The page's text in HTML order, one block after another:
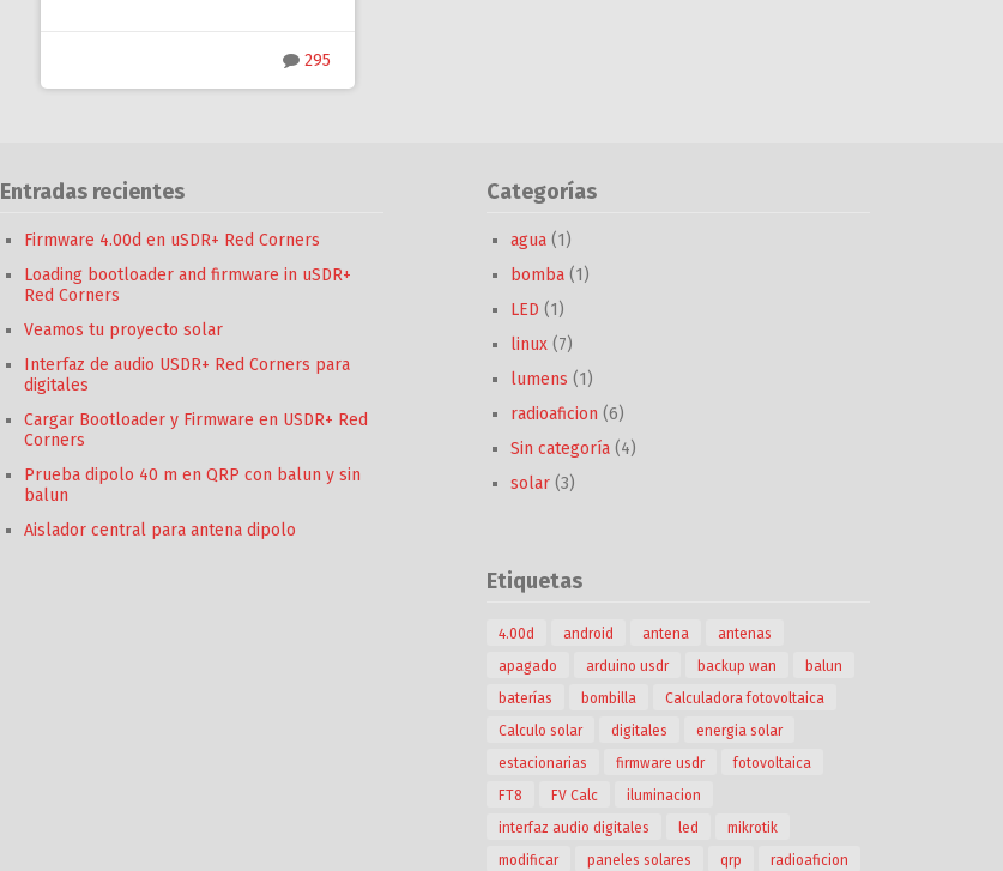
295
Entradas recientes
Firmware 4.00d en uSDR+ Red Corners
Loading bootloader and firmware in uSDR+
Red Corners
Veamos tu proyecto solar
Interfaz de audio USDR+ Red Corners para
digitales
Cargar Bootloader y Firmware en USDR+ Red
Corners
Prueba dipolo 40 m en QRP con balun y sin
balun
Aislador central para antena dipolo
Categorías
agua (1)
bomba (1)
LED (1)
linux (7)
lumens (1)
radioaficion (6)
Sin categoría (4)
solar (3)
Etiquetas
4.00d android antena
antenas
apagado
arduino usdr backup wan
balun
baterías
bombilla
Calculadora fotovoltaica
Calculo solar
digitales
energia solar
estacionarias
firmware usdr
fotovoltaica
FT8
FV Calc
iluminacion
interfaz audio digitales
led
mikrotik
modificar
paneles solares qrp radioaficion